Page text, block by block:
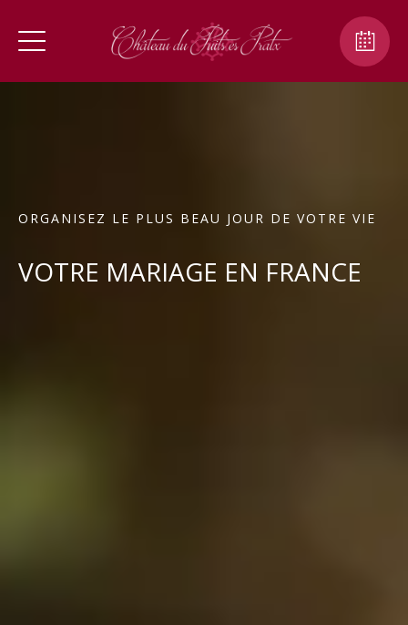
ORGANISEZ LE PLUS BEAU JOUR DE VOTRE VIE
VOTRE MARIAGE EN FRANCE